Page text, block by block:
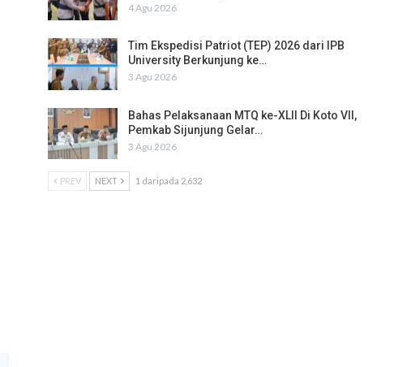
4 Agu 2026
Tim Ekspedisi Patriot (TEP) 2026 dari IPB
University Berkunjung ke…
3 Agu 2026
Bahas Pelaksanaan MTQ ke-XLII Di Koto VII,
Pemkab Sijunjung Gelar…
3 Agu 2026
PREV NEXT 1 daripada 2,632